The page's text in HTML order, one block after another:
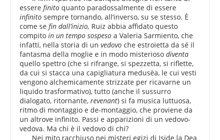
esserefinitoquanto paradossalmente di essere
infinitosempre tornando, all’inverso, su se stesso. È
come sefin dall’inizio, Ruiz abbia affidato questo
compitoin un tempo sospeso a Valeria Sarmiento, che
infatti, nella storia di unvedovoche estroietta da sé il
fantasma della moglie e in modo misteriosodiventa
quello spettro (che si rifrange, si spezzetta, si riflette,
da cui si stacca una capigliatura medusèa, le cui vesti
vengono alchemicamente strizzate per ricavarne un
liquido trasformativo), tutto (anche il sussurro
dialogato, ritornante,revenant) si fa musica luttuosa,
ritmo di montaggio e de-montaggio, che proviene da
un altrove infinito. Passi e apparizioni di un vedovo-
vedova. Ma chi è il vedovo di chi?
Nei mito racchiuso nei misteri egizi di Iside la Dea